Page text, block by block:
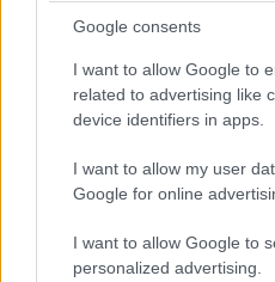
Google consents
I want to allow Google to
related to advertising like
device identifiers in apps.
I want to allow my user
Google for online
I want to allow Google to
personalized advertising.
Az Árulók – Gyilkosság a kastélyban
2024. november 16. 9:00
konfliktusokba lehet